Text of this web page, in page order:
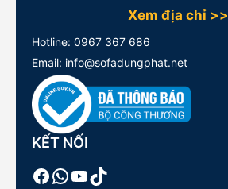
Xem địa chỉ >>
Hotline: 0967 367 686
Email: info@sofadungphat.net
KẾT NỐI
Facebook
WhatsApp
Youtube
TikTok